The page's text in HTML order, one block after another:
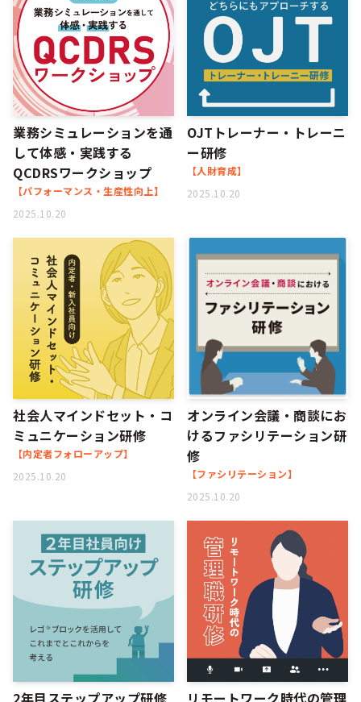
業務シミュレーションを通
して体感・実践する
QCDRSワークショップ
【パフォーマンス・生産性向上】
2025.10.20
OJTトレーナー・トレーニ
ー研修
【人財育成】
2025.10.20
社会人マインドセット・コ
ミュニケーション研修
【内定者フォローアップ】
2025.10.20
オンライン会議・商談にお
けるファシリテーション研
修
【ファシリテーション】
2025.10.20
2年目ステップアップ研修
リモートワーク時代の管理